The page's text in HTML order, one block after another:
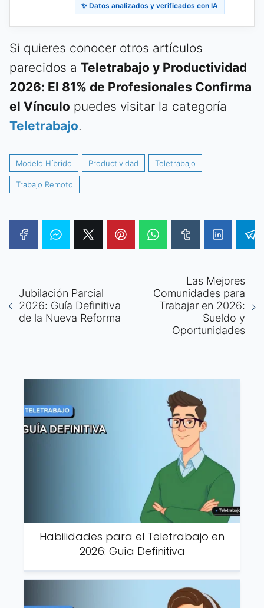
✨ Datos analizados y verificados con IA
Si quieres conocer otros artículos
parecidos a Teletrabajo y Productividad
2026: El 81% de Profesionales Confirma
el Vínculo puedes visitar la categoría
Teletrabajo.
Modelo Híbrido Productividad Teletrabajo
Trabajo Remoto
Jubilación Parcial
2026: Guía Definitiva
de la Nueva Reforma
Las Mejores
Comunidades para
Trabajar en 2026:
Sueldo y
Oportunidades
Habilidades para el Teletrabajo en
2026: Guía Definitiva